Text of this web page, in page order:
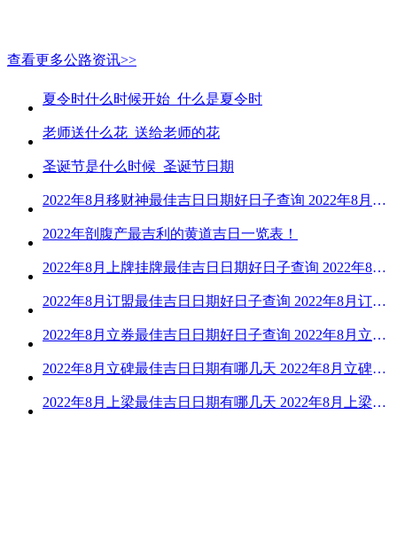
查看更多公路资讯>>
夏令时什么时候开始_什么是夏令时
老师送什么花_送给老师的花
圣诞节是什么时候_圣诞节日期
2022年8月移财神最佳吉日日期好日子查询 2022年8月移财神吉日一览
2022年剖腹产最吉利的黄道吉日一览表！
2022年8月上牌挂牌最佳吉日日期好日子查询 2022年8月上牌吉日精选
2022年8月订盟最佳吉日日期好日子查询 2022年8月订盟黄道吉日一览
2022年8月立券最佳吉日日期好日子查询 2022年8月立券的黄道吉日一览
2022年8月立碑最佳吉日日期有哪几天 2022年8月立碑吉日查询
2022年8月上梁最佳吉日日期有哪几天 2022年8月上梁的黄道吉日